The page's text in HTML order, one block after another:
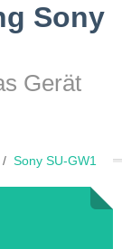
Sony
Gerät
Sony SU-GW1